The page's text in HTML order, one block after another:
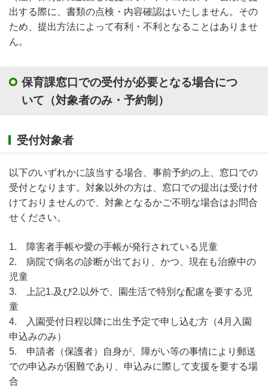
出する際に、書類の点検・内容確認はいたしません。その
ため、提出方法によって有利・不利となることはありませ
ん。
保育課窓口での受付が必要となる場合につ
いて（対象者のみ・予約制）
受付対象者
以下のいずれかに該当する場合、事前予約の上、窓口での
受付となります。対象以外の方は、窓口での提出は受け付
けておりませんので、対象となるかご不明な場合はお問合
せください。
1. 障害者手帳や愛の手帳が発行されている児童
2. 病院で病名の診断が出ており、かつ、現在も治療中の
児童
3. 上記1.及び2.以外で、園生活で特別な配慮を要する児
童
4. 入園受付日程以降に出生予定で申し込む方（4月入園
申込みのみ）
5. 申請者（保護者）自身が、障がい等の事情により郵送
での申込みが困難であり、申込みに際して支援を要する場
合